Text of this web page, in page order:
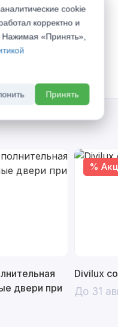
г. Нижний
тарифы
двери при
%
Divilux
До 31
cookie
корректно и
Нажимая «Принять»,
Принять